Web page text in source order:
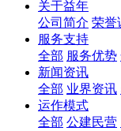
关于益年
公司简介 荣誉
服务支持
全部 服务优势
新闻资讯
全部 业界资讯
运作模式
全部 公建民营